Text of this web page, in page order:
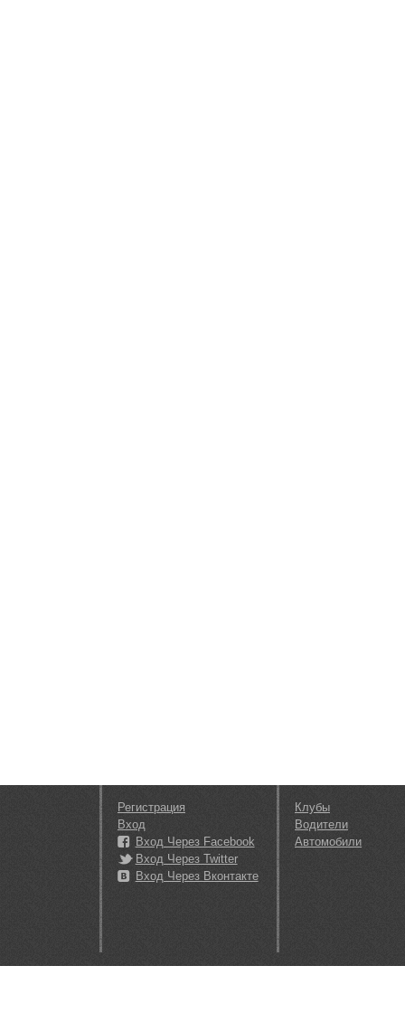
Регистрация
Вход
Вход Через Facebook
Вход Через Twitter
Вход Через Вконтакте
Клубы
Водители
Автомобили